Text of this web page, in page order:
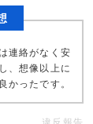
連絡がなく安
、想像以上に
かったです。